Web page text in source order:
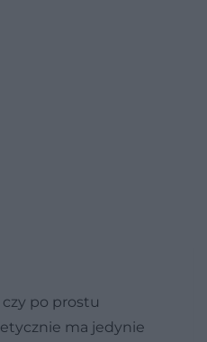
po prostu
ma jedynie